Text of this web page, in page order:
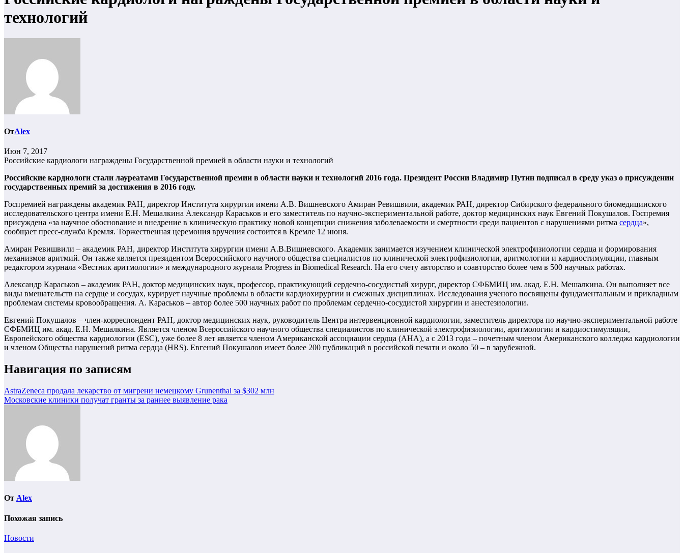
технологий
ОтAlex
Июн 7, 2017
Российские кардиологи награждены Государственной премией в области науки и технологий
Российские кардиологи стали лауреатами Государственной премии в области науки и технологий 2016 года. Президент России Владимир Путин подписал в среду указ о присуждении
государственных премий за достижения в 2016 году.
Госпремией награждены академик РАН, директор Института хирургии имени А.В. Вишневского Амиран Ревишвили, академик РАН, директор Сибирского федерального биомедицииского
исследовательского центра имени Е.Н. Мешалкина Александр Караськов и его заместитель по научно-экспериментальной работе, доктор медицинских наук Евгений Покушалов. Госпремия
присуждена «за научное обоснование и внедрение в клиническую практику новой концепции снижения заболеваемости и смертности среди пациентов с нарушениями ритма сердца»,
сообщает пресс-служба Кремля. Торжественная церемония вручения состоится в Кремле 12 июня.
Амиран Ревишвили – академик РАН, директор Института хирургии имени А.В.Вишневского. Академик занимается изучением клинической электрофизиологии сердца и формирования
механизмов аритмий. Он также является президентом Всероссийского научного общества специалистов по клинической электрофизиологии, аритмологии и кардиостимуляции, главным
редактором журнала «Вестник аритмологии» и международного журнала Progress in Biomedical Research. На его счету авторство и соавторство более чем в 500 научных работах.
Александр Караськов – академик РАН, доктор медицинских наук, профессор, практикующий сердечно-сосудистый хирург, директор СФБМИЦ им. акад. Е.Н. Мешалкина. Он выполняет все
виды вмешательств на сердце и сосудах, курирует научные проблемы в области кардиохирургии и смежных дисциплинах. Исследования ученого посвящены фундаментальным и прикладным
проблемам системы кровообращения. А. Караськов – автор более 500 научных работ по проблемам сердечно-сосудистой хирургии и анестезиологии.
Евгений Покушалов – член-корреспондент РАН, доктор медицинских наук, руководитель Центра интервенционной кардиологии, заместитель директора по научно-экспериментальной работе
СФБМИЦ им. акад. Е.Н. Мешалкина. Является членом Всероссийского научного общества специалистов по клинической электрофизиологии, аритмологии и кардиостимуляции,
Европейского общества кардиологии (ESC), уже более 8 лет является членом Американской ассоциации сердца (AHA), а с 2013 года – почетным членом Американского колледжа кардиологии
и членом Общества нарушений ритма сердца (HRS). Евгений Покушалов имеет более 200 публикаций в российской печати и около 50 – в зарубежной.
Навигация по записям
AstraZeneca продала лекарство от мигрени немецкому Grunenthal за $302 млн
Московские клиники получат гранты за раннее выявление рака
От Alex
Похожая запись
Новости